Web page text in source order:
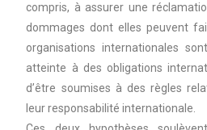
compris, à assurer une
dommages dont elles peuvent
organisations internationales
atteinte à des obligations
d’être soumises à des règles
leur responsabilité internationale.